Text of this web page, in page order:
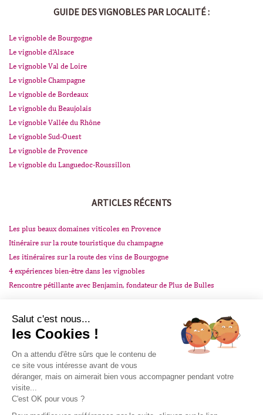
GUIDE DES VIGNOBLES PAR LOCALITÉ :
Le vignoble de Bourgogne
Le vignoble d'Alsace
Le vignoble Val de Loire
Le vignoble Champagne
Le vignoble de Bordeaux
Le vignoble du Beaujolais
Le vignoble Vallée du Rhône
Le vignoble Sud-Ouest
Le vignoble de Provence
Le vignoble du Languedoc-Roussillon
ARTICLES RÉCENTS
Les plus beaux domaines viticoles en Provence
Itinéraire sur la route touristique du champagne
Les itinéraires sur la route des vins de Bourgogne
4 expériences bien-être dans les vignobles
Rencontre pétillante avec Benjamin, fondateur de Plus de Bulles
VINOTRIP
AIDE
DÉCOUVRIR